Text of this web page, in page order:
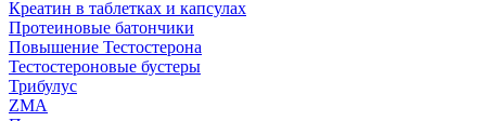
Креатин в таблетках и капсулах
Протеиновые батончики
Повышение Тестостерона
Тестостероновые бустеры
Трибулус
ZMA